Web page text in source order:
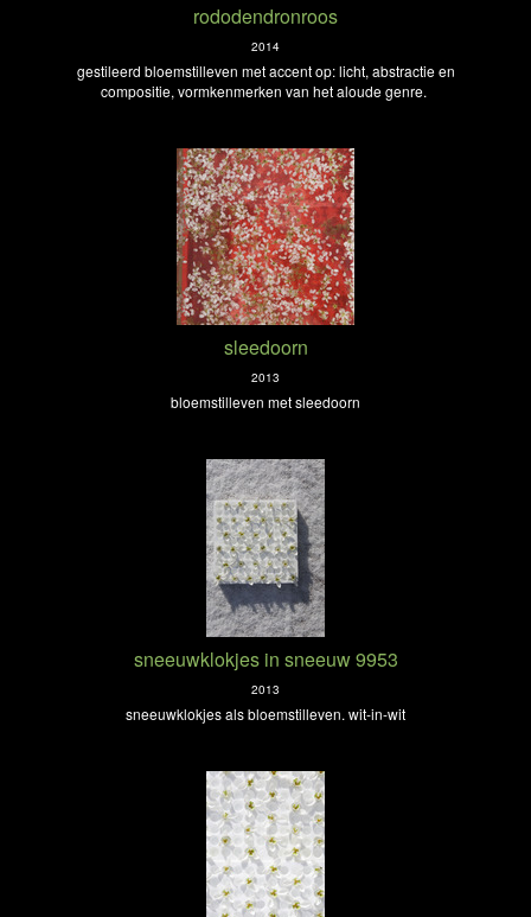
rododendronroos
2014
gestileerd bloemstilleven met accent op: licht, abstractie en
compositie, vormkenmerken van het aloude genre.
sleedoorn
2013
bloemstilleven met sleedoorn
sneeuwklokjes in sneeuw 9953
2013
sneeuwklokjes als bloemstilleven. wit-in-wit